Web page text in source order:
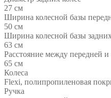
27 см
Ширина колесной базы
50 см
Ширина колесной базы
63 см
Расстояние между передней и
65 см
Колеса
Flexi, полипропиленовая
Ручка